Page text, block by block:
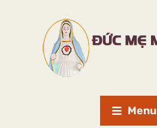
Menu